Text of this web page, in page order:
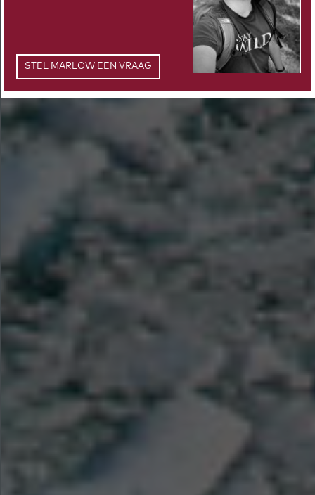
STEL MARLOW EEN VRAAG